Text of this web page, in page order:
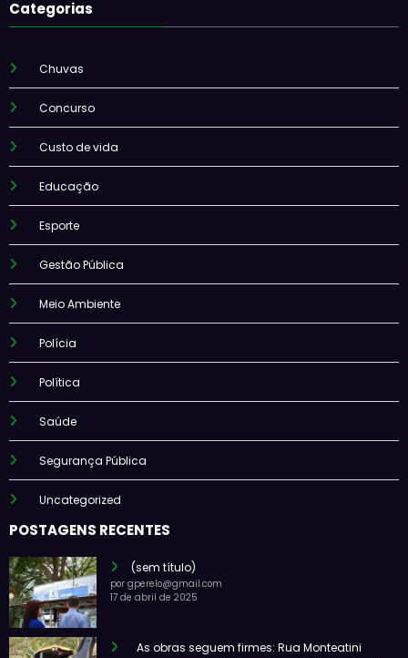
Categorias
Chuvas
Concurso
Custo de vida
Educação
Esporte
Gestão Pública
Meio Ambiente
Polícia
Política
Saúde
Segurança Pública
Uncategorized
POSTAGENS RECENTES
(sem título)
por gperelo@gmail.com
17 de abril de 2025
As obras seguem firmes: Rua Monteatini